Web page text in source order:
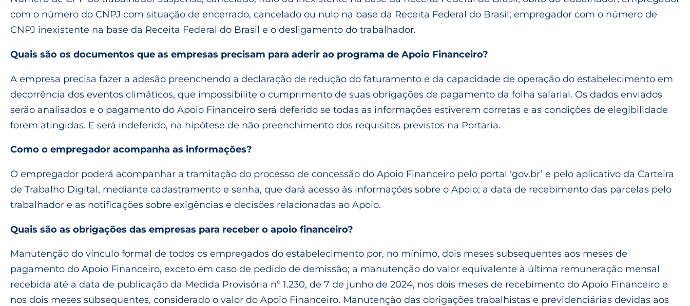
com o número do CNPJ com situação de encerrado, cancelado ou nulo na base da Receita Federal do Brasil; empregador com o número de
CNPJ inexistente na base da Receita Federal do Brasil e o desligamento do trabalhador.
Quais são os documentos que as empresas precisam para aderir ao programa de Apoio Financeiro?
A empresa precisa fazer a adesão preenchendo a declaração de redução do faturamento e da capacidade de operação do estabelecimento em
decorrência dos eventos climáticos, que impossibilite o cumprimento de suas obrigações de pagamento da folha salarial. Os dados enviados
serão analisados e o pagamento do Apoio Financeiro será deferido se todas as informações estiverem corretas e as condições de elegibilidade
forem atingidas. E será indeferido, na hipótese de não preenchimento dos requisitos previstos na Portaria.
Como o empregador acompanha as informações?
O empregador poderá acompanhar a tramitação do processo de concessão do Apoio Financeiro pelo portal ‘gov.br’ e pelo aplicativo da Carteira
de Trabalho Digital, mediante cadastramento e senha, que dará acesso às informações sobre o Apoio; a data de recebimento das parcelas pelo
trabalhador e as notificações sobre exigências e decisões relacionadas ao Apoio.
Quais são as obrigações das empresas para receber o apoio financeiro?
Manutenção do vínculo formal de todos os empregados do estabelecimento por, no mínimo, dois meses subsequentes aos meses de
pagamento do Apoio Financeiro, exceto em caso de pedido de demissão; a manutenção do valor equivalente à última remuneração mensal
recebida até a data de publicação da Medida Provisória nº 1.230, de 7 de junho de 2024, nos dois meses de recebimento do Apoio Financeiro e
nos dois meses subsequentes, considerado o valor do Apoio Financeiro. Manutenção das obrigações trabalhistas e previdenciárias devidas aos